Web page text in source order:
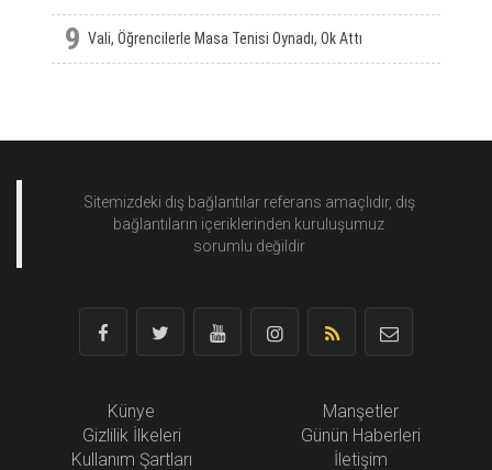
9 Vali, Öğrencilerle Masa Tenisi Oynadı, Ok Attı
Sitemizdeki dış bağlantılar referans amaçlıdır, dış
bağlantıların içeriklerinden kuruluşumuz
sorumlu değildir
Künye
Gizlilik İlkeleri
Kullanım Şartları
Manşetler
Günün Haberleri
İletişim